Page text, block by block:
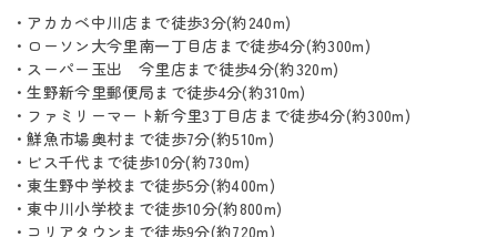
・アカカベ中川店まで徒歩3分(約240m)
・ローソン大今里南一丁目店まで徒歩4分(約300m)
・スーパー玉出 今里店まで徒歩4分(約320m)
・生野新今里郵便局まで徒歩4分(約310m)
・ファミリーマート新今里3丁目店まで徒歩4分(約300m)
・鮮魚市場奥村まで徒歩7分(約510m)
・ビス千代まで徒歩10分(約730m)
・東生野中学校まで徒歩5分(約400m)
・東中川小学校まで徒歩10分(約800m)
・コリアタウンまで徒歩9分(約720m)